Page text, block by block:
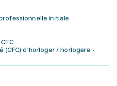
initiale
(CFC) d'horloger / horlogère -